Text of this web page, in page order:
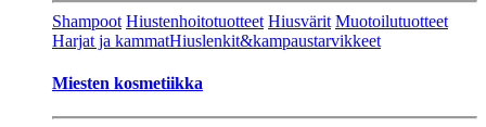
Shampoot Hiustenhoitotuotteet Hiusvärit Muotoilutuotteet
Harjat ja kammatHiuslenkit&kampaustarvikkeet
Miesten kosmetiikka